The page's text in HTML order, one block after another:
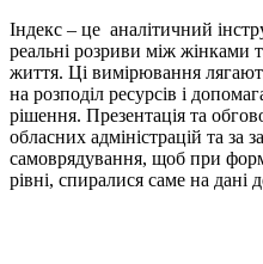
Індекс – це аналітичний
реальні розриви між жінками
життя. Ці вимірювання
на розподіл ресурсів і
рішення. Презентація та
обласних адміністрацій та за
самоврядування, щоб при
рівні, спиралися саме на дані